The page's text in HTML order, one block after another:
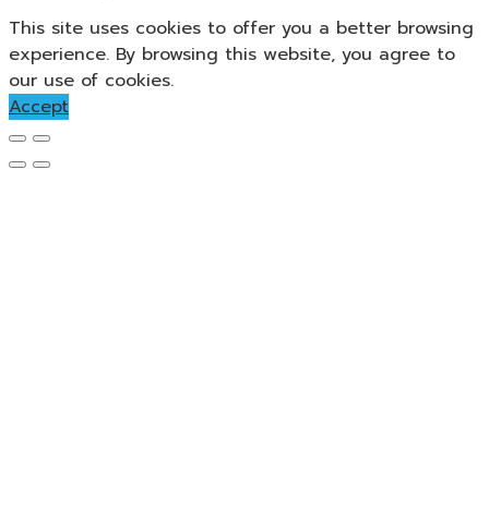
This site uses cookies to offer you a better browsing
experience. By browsing this website, you agree to
our use of cookies.
Accept